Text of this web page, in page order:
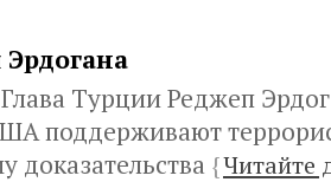
Турции Реджеп
поддерживают
доказательства {Читайте